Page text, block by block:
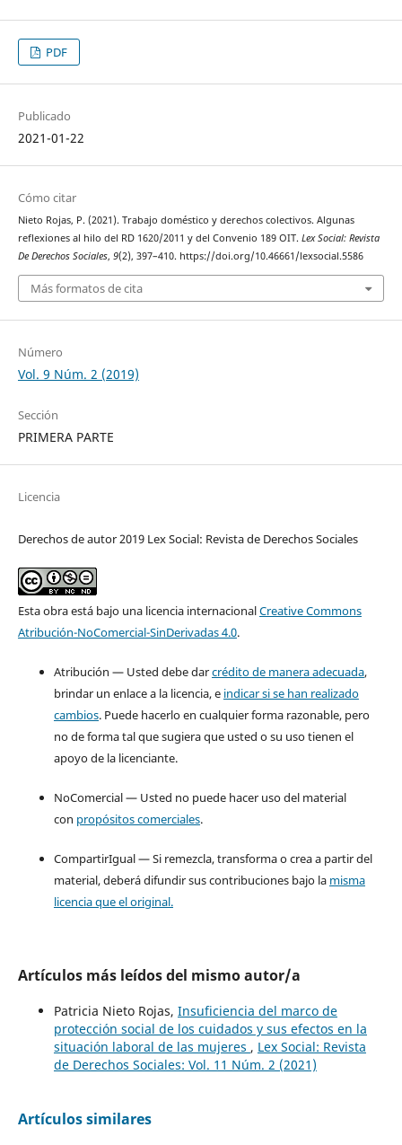
PDF
Publicado
2021-01-22
Cómo citar
Nieto Rojas, P. (2021). Trabajo doméstico y derechos colectivos. Algunas
reflexiones al hilo del RD 1620/2011 y del Convenio 189 OIT. Lex Social: Revista
De Derechos Sociales, 9(2), 397–410. https://doi.org/10.46661/lexsocial.5586
Más formatos de cita
Número
Vol. 9 Núm. 2 (2019)
Sección
PRIMERA PARTE
Licencia
Derechos de autor 2019 Lex Social: Revista de Derechos Sociales
Esta obra está bajo una licencia internacionalCreative Commons
Atribución-NoComercial-SinDerivadas 4.0.
Atribución — Usted debe darcrédito de manera adecuada,
brindar un enlace a la licencia, e indicar si se han realizado
cambios. Puede hacerlo en cualquier forma razonable, pero
no de forma tal que sugiera que usted o su uso tienen el
apoyo de la licenciante.
NoComercial — Usted no puede hacer uso del material
con propósitos comerciales.
CompartirIgual — Si remezcla, transforma o crea a partir del
material, deberá difundir sus contribuciones bajo la misma
licencia que el original.
Artículos más leídos del mismo autor/a
Patricia Nieto Rojas, Insuficiencia del marco de
protección social de los cuidados y sus efectos en la
situación laboral de las mujeres , Lex Social: Revista
de Derechos Sociales: Vol. 11 Núm. 2 (2021)
Artículos similares